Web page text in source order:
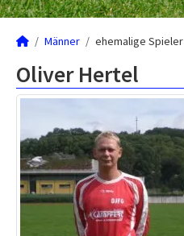
Männer ehemalige Spieler
Oliver Hertel